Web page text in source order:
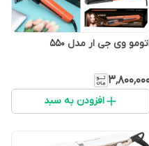
وی جی ار مدل 550
افزودن به سبد